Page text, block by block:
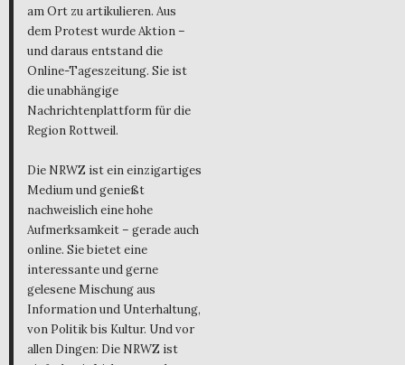
am Ort zu artikulieren. Aus
dem Protest wurde Aktion –
und daraus entstand die
Online-Tageszeitung. Sie ist
die unabhängige
Nachrichtenplattform für die
Region Rottweil.
Die NRWZ ist ein einzigartiges
Medium und genießt
nachweislich eine hohe
Aufmerksamkeit – gerade auch
online. Sie bietet eine
interessante und gerne
gelesene Mischung aus
Information und Unterhaltung,
von Politik bis Kultur. Und vor
allen Dingen: Die NRWZ ist